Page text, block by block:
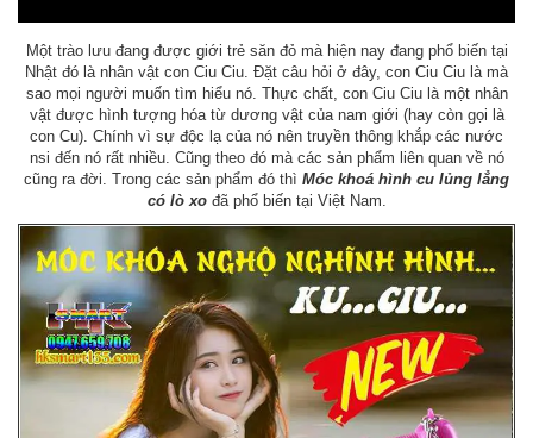
Một trào lưu đang được giới trẻ săn đỏ mà hiện nay đang phổ biến tại
Nhật đó là nhân vật con Ciu Ciu. Đặt câu hỏi ở đây, con Ciu Ciu là mà
sao mọi người muốn tìm hiểu nó. Thực chất, con Ciu Ciu là một nhân
vật được hình tượng hóa từ dương vật của nam giới (hay còn gọi là
con Cu). Chính vì sự độc lạ của nó nên truyền thông khắp các nước
nsi đến nó rất nhiều. Cũng theo đó mà các sản phẩm liên quan về nó
cũng ra đời. Trong các sản phẩm đó thì Móc khoá hình cu lủng lẳng
có lò xođã phổ biến tại Việt Nam.